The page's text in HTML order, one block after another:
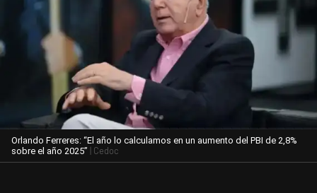
Orlando Ferreres: “El año lo calculamos en un aumento del PBI de 2,8%
sobre el año 2025” | Cedoc